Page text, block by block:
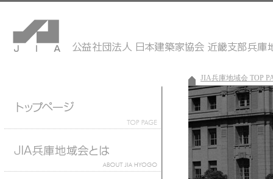
JIA兵庫地域会 TOP